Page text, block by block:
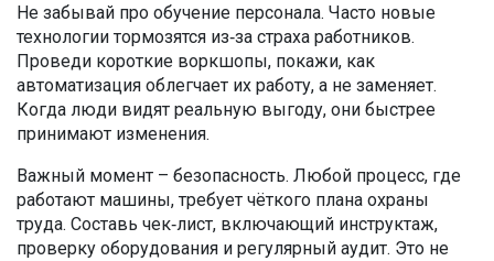
Не забывай про обучение персонала. Часто новые
технологии тормозятся из‑за страха работников.
Проведи короткие воркшопы, покажи, как
автоматизация облегчает их работу, а не заменяет.
Когда люди видят реальную выгоду, они быстрее
принимают изменения.
Важный момент – безопасность. Любой процесс, где
работают машины, требует чёткого плана охраны
труда. Составь чек‑лист, включающий инструктаж,
проверку оборудования и регулярный аудит. Это не